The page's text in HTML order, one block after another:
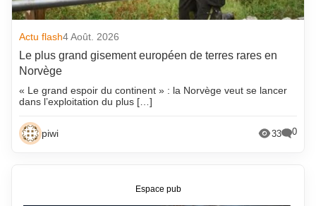
Actu flash4 Août. 2026
Le plus grand gisement européen de terres rares en
Norvège
« Le grand espoir du continent » : la Norvège veut se lancer
dans l’exploitation du plus […]
piwi 33 0
Espace pub